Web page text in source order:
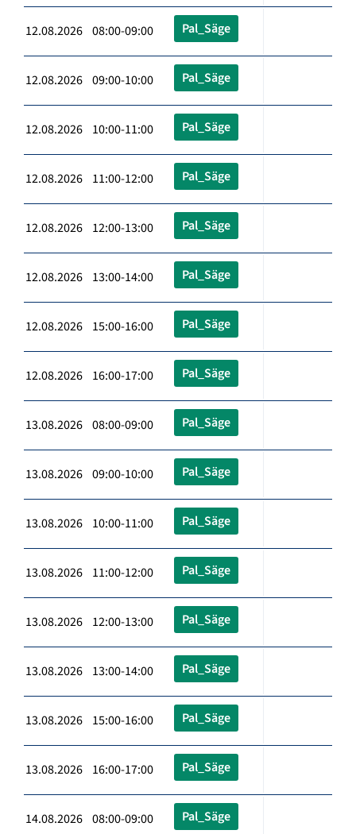
12.08.2026 08:00-09:00 Pal_Säge
12.08.2026 09:00-10:00 Pal_Säge
12.08.2026 10:00-11:00 Pal_Säge
12.08.2026 11:00-12:00 Pal_Säge
12.08.2026 12:00-13:00 Pal_Säge
12.08.2026 13:00-14:00 Pal_Säge
12.08.2026 15:00-16:00 Pal_Säge
12.08.2026 16:00-17:00 Pal_Säge
13.08.2026 08:00-09:00 Pal_Säge
13.08.2026 09:00-10:00 Pal_Säge
13.08.2026 10:00-11:00 Pal_Säge
13.08.2026 11:00-12:00 Pal_Säge
13.08.2026 12:00-13:00 Pal_Säge
13.08.2026 13:00-14:00 Pal_Säge
13.08.2026 15:00-16:00 Pal_Säge
13.08.2026 16:00-17:00 Pal_Säge
14.08.2026 08:00-09:00 Pal_Säge